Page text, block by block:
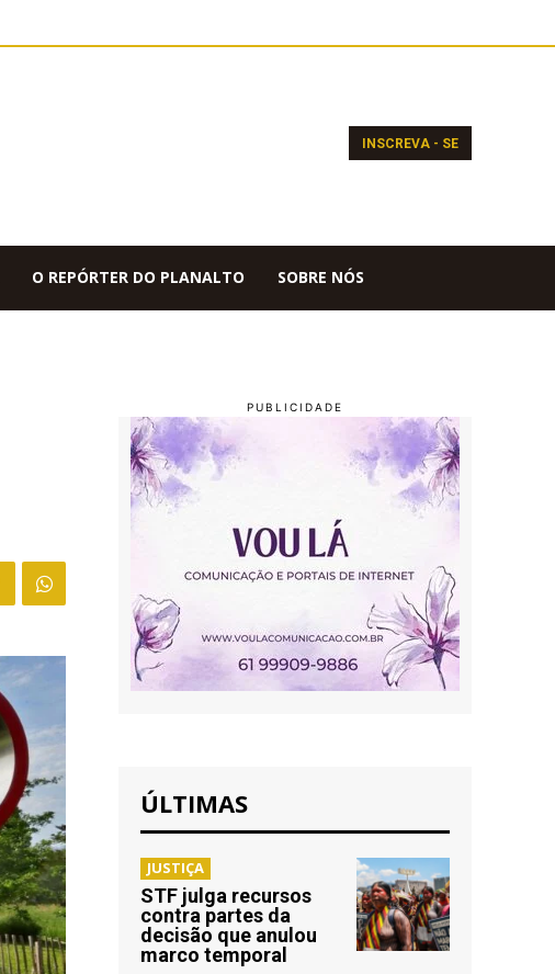
INSCREVA - SE
O REPÓRTER DO PLANALTO SOBRE NÓS
ÚLTIMAS
JUSTIÇA
STF julga recursos
contra partes da
decisão que anulou
marco temporal